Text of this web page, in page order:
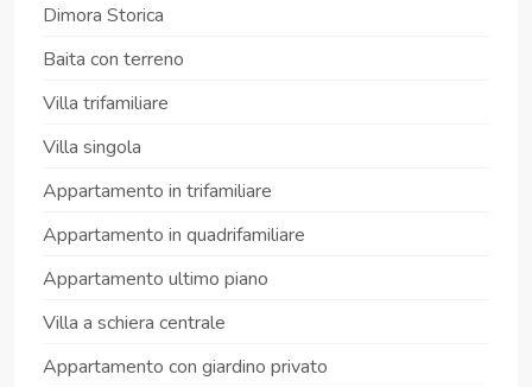
Dimora Storica
Baita con terreno
Villa trifamiliare
Villa singola
Appartamento in trifamiliare
Appartamento in quadrifamiliare
Appartamento ultimo piano
Villa a schiera centrale
Appartamento con giardino privato